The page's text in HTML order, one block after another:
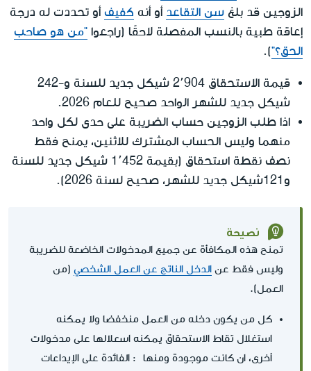
الزوجين قد بلغ سن التقاعد أو أنه كفيف أو تحددت له درجة
إعاقة طبية بالنسب المفصلة لاحقًا (راجعوا "من هو صاحب
الحق؟").
قيمة الاستحقاق 2٬904 شيكل جديد للسنة و-242
شيكل جديد للشهر الواحد صحيح للعام 2026.
اذا طلب الزوجين حساب الضريبة على حدى لكل واحد
منهما وليس الحساب المشترك للاثنين، يمنح فقط
نصف نقطة استحقاق (بقيمة 1٬452 شيكل جديد للسنة
و121شيكل جديد للشهر، صحيح لسنة 2026).
نصيحة
تمنح هذه المكافأة عن جميع المدخولات الخاضعة للضريبة
وليس فقط عن الدخل الناتج عن العمل الشخصي (من
العمل).
كل من يكون دخله من العمل منخفضا ولا يمكنه
استغلال تقاط الاستحقاق يمكنه اسعلالها على مدخولات
أخرى، ان كانت موجودة ومنها : الفائدة على الإيداعات